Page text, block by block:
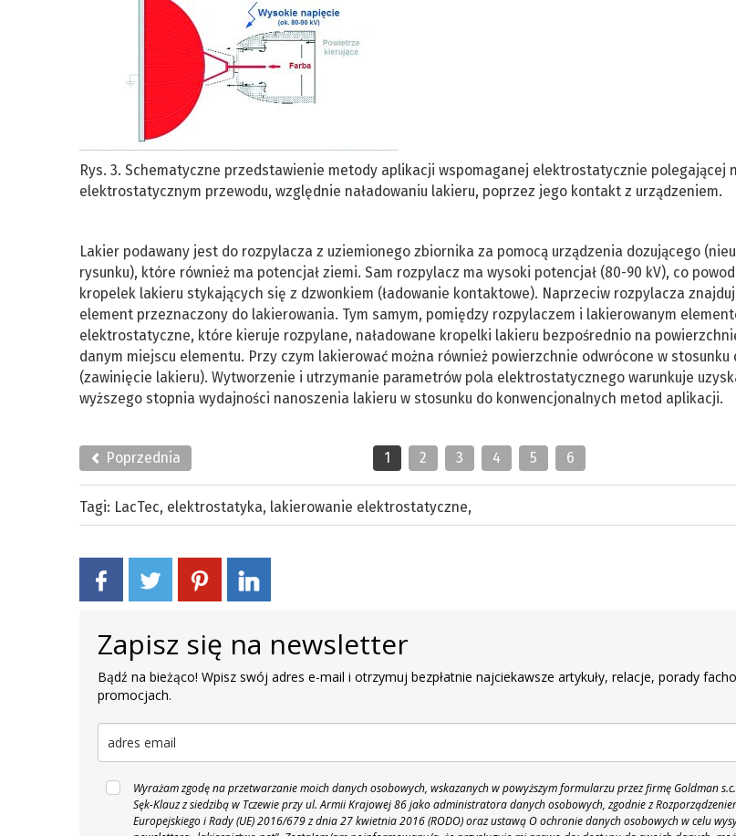
Rys. 3. Schematyczne przedstawienie metody aplikacji wspomaganej elektrostatycznie polegającej
elektrostatycznym przewodu, względnie naładowaniu lakieru, poprzez jego kontakt z urządzeniem.
Lakier podawany jest do rozpylacza z uziemionego zbiornika za pomocą urządzenia dozującego
rysunku), które również ma potencjał ziemi. Sam rozpylacz ma wysoki potencjał (80-90 kV), co
kropelek lakieru stykających się z dzwonkiem (ładowanie kontaktowe). Naprzeciw rozpylacza
element przeznaczony do lakierowania. Tym samym, pomiędzy rozpylaczem i lakierowanym
elektrostatyczne, które kieruje rozpylane, naładowane kropelki lakieru bezpośrednio na
danym miejscu elementu. Przy czym lakierować można również powierzchnie odwrócone w stosunku
(zawinięcie lakieru). Wytworzenie i utrzymanie parametrów pola elektrostatycznego warunkuje
wyższego stopnia wydajności nanoszenia lakieru w stosunku do konwencjonalnych metod aplikacji.
Poprzednia 1 2 3 4 5 6
Tagi: LacTec, elektrostatyka, lakierowanie elektrostatyczne,
Zapisz się na newsletter
Bądź na bieżąco! Wpisz swój adres e-mail i otrzymuj bezpłatnie najciekawsze artykuły, relacje, porady
promocjach.
Wyrażam zgodę na przetwarzanie moich danych osobowych, wskazanych w powyższym formularzu przez firmę Goldman
Sęk-Klauz z siedzibą w Tczewie przy ul. Armii Krajowej 86 jako administratora danych osobowych, zgodnie z
Europejskiego i Rady (UE) 2016/679 z dnia 27 kwietnia 2016 (RODO) oraz ustawą O ochronie danych osobowych w celu